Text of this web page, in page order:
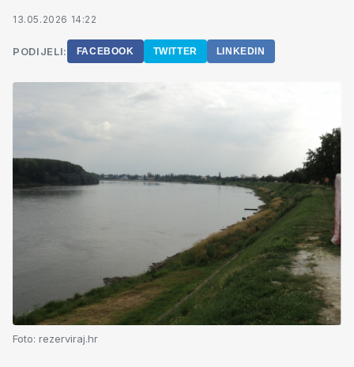
13.05.2026 14:22
PODIJELI: FACEBOOK TWITTER LINKEDIN
Foto: rezerviraj.hr